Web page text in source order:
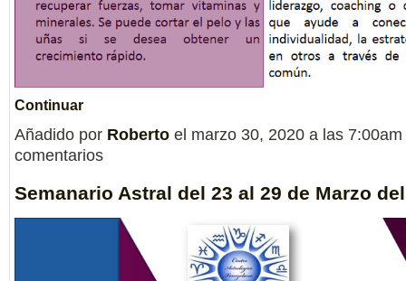
Continuar
Añadido por Roberto el marzo 30, 2020 a las
comentarios
Semanario Astral del 23 al 29 de Marzo